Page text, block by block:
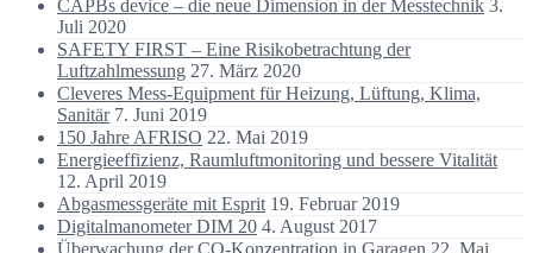
CAPBs device – die neue Dimension in der Messtechnik 3.
Juli 2020
SAFETY FIRST – Eine Risikobetrachtung der
Luftzahlmessung 27. März 2020
Cleveres Mess-Equipment für Heizung, Lüftung, Klima,
Sanitär 7. Juni 2019
150 Jahre AFRISO 22. Mai 2019
Energieeffizienz, Raumluftmonitoring und bessere Vitalität
12. April 2019
Abgasmessgeräte mit Esprit 19. Februar 2019
Digitalmanometer DIM 20 4. August 2017